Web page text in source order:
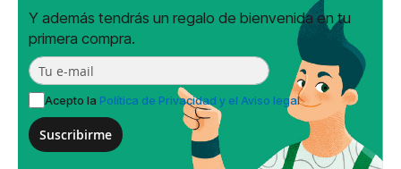
Y además tendrás un regalo de bienvenida en tu
primera compra.
Acepto la Política de Privacidad y el Aviso legal
Suscribirme